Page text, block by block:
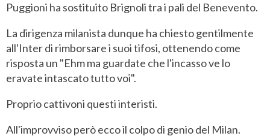
Puggioni ha sostituito Brignoli tra i pali del Benevento.
La dirigenza milanista dunque ha chiesto gentilmente
all'Inter di rimborsare i suoi tifosi, ottenendo come
risposta un "Ehm ma guardate che l'incasso ve lo
eravate intascato tutto voi".
Proprio cattivoni questi interisti.
All'improvviso però ecco il colpo di genio del Milan.